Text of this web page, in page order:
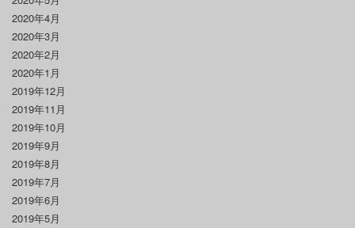
2020年4月
2020年3月
2020年2月
2020年1月
2019年12月
2019年11月
2019年10月
2019年9月
2019年8月
2019年7月
2019年6月
2019年5月